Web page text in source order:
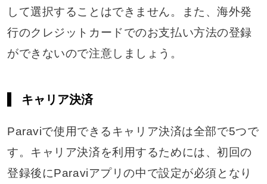
して選択することはできません。また、海外発
行のクレジットカードでのお支払い方法の登録
ができないので注意しましょう。
キャリア決済
Paraviで使用できるキャリア決済は全部で5つで
す。キャリア決済を利用するためには、初回の
登録後にParaviアプリの中で設定が必須となり